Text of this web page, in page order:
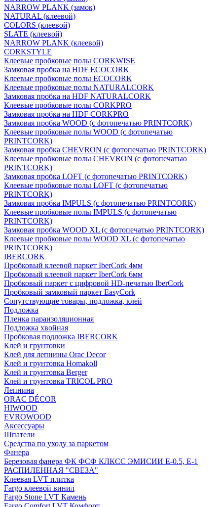
NARROW PLANK (замок)
NATURAL (клеевой)
COLORS (клеевой)
SLATE (клеевой)
NARROW PLANK (клеевой)
CORKSTYLE
Клеевые пробковые полы CORKWISE
Замковая пробка на HDF ECOCORK
Клеевые пробковые полы ECOCORK
Клеевые пробковые полы NATURALCORK
Замковая пробка на HDF NATURALCORK
Клеевые пробковые полы CORKPRO
Замковая пробка на HDF CORKPRO
Замковая пробка WOOD (с фотопечатью PRINTCORK)
Клеевые пробковые полы WOOD (с фотопечатью
PRINTCORK)
Замковая пробка CHEVRON (с фотопечатью PRINTCORK)
Клеевые пробковые полы CHEVRON (с фотопечатью
PRINTCORK)
Замковая пробка LOFT (с фотопечатью PRINTCORK)
Клеевые пробковые полы LOFT (с фотопечатью
PRINTCORK)
Замковая пробка IMPULS (с фотопечатью PRINTCORK)
Клеевые пробковые полы IMPULS (с фотопечатью
PRINTCORK)
Замковая пробка WOOD XL (с фотопечатью PRINTCORK)
Клеевые пробковые полы WOOD XL (с фотопечатью
PRINTCORK)
IBERCORK
Пробковый клеевой паркет IberCork 4мм
Пробковый клеевой паркет IberCork 6мм
Пробковый паркет с цифровой HD-печатью IberCork
Пробковый замковый паркет EasyCork
Сопутствующие товары, подложка, клей
Подложка
Пленка параизоляционная
Подложка хвойная
Пробковая подложка IBERCORK
Клей и грунтовки
Клей для лепнины Orac Decor
Клей и грунтовка Homakoll
Клей и грунтовка Berger
Клей и грунтовка TRICOL PRO
Лепнина
ORAC DÉCOR
HIWOOD
EVROWOOD
Аксессуары
Шпатели
Средства по уходу за паркетом
Фанера
Березовая фанера ФК ФСФ КЛКСС ЭМИСИИ Е-0.5, Е-1
РАСПИЛЕННАЯ "СВЕЗА"
Клеевая LVT плитка
Fargo клеевой винил
Fargo Stone LVT Камень